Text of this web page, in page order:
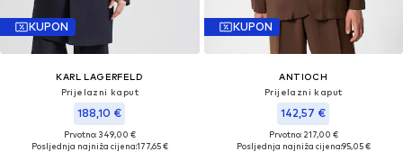
KUPON
KARL LAGERFELD
Prijelazni kaput
188,10 €
Prvotno: 349,00 €
Posljednja najniža cijena:177,65 €
KUPON
ANTIOCH
Prijelazni kaput
142,57 €
Prvotno: 217,00 €
Posljednja najniža cijena:95,05 €